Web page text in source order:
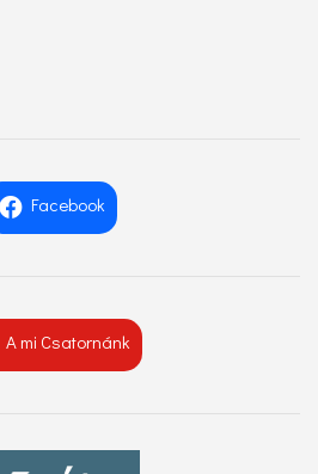
Facebook
A mi Csatornánk